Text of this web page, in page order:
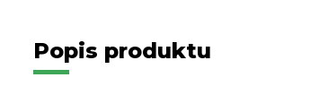
Popis produktu